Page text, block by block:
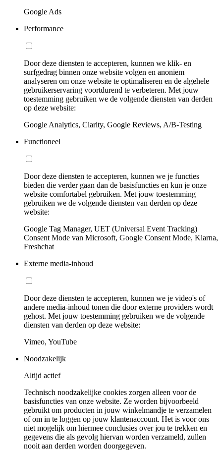
Google Ads
Performance
Door deze diensten te accepteren, kunnen we klik- en
surfgedrag binnen onze website volgen en anoniem
analyseren om onze website te optimaliseren en de algehele
gebruikerservaring voortdurend te verbeteren. Met jouw
toestemming gebruiken we de volgende diensten van derden
op deze website:
Google Analytics, Clarity, Google Reviews, A/B-Testing
Functioneel
Door deze diensten te accepteren, kunnen we je functies
bieden die verder gaan dan de basisfuncties en kun je onze
website comfortabel gebruiken. Met jouw toestemming
gebruiken we de volgende diensten van derden op deze
website:
Google Tag Manager, UET (Universal Event Tracking)
Consent Mode van Microsoft, Google Consent Mode, Klarna,
Freshchat
Externe media-inhoud
Door deze diensten te accepteren, kunnen we je video's of
andere media-inhoud tonen die door externe providers wordt
gehost. Met jouw toestemming gebruiken we de volgende
diensten van derden op deze website:
Vimeo, YouTube
Noodzakelijk
Altijd actief
Technisch noodzakelijke cookies zorgen alleen voor de
basisfuncties van onze website. Ze worden bijvoorbeeld
gebruikt om producten in jouw winkelmandje te verzamelen
of om in te loggen op jouw klantenaccount. Het is voor ons
niet mogelijk om hiermee conclusies over jou te trekken en
gegevens die als gevolg hiervan worden verzameld, zullen
nooit aan derden worden doorgegeven.